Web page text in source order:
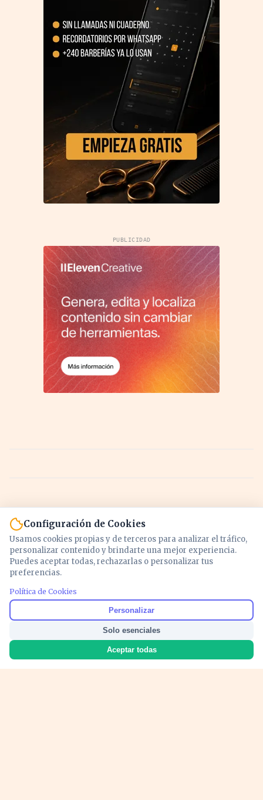
PUBLICIDAD
Noticias y análisis de economía, mercados,
inversión y política. Información actualizada
para entender lo que mueve tu dinero y tu
país.
Configuración de Cookies
Usamos cookies propias y de terceros para analizar el tráfico,
personalizar contenido y brindarte una mejor experiencia.
Puedes aceptar todas, rechazarlas o personalizar tus
preferencias.
Política de Cookies
Personalizar
Solo esenciales
Aceptar todas